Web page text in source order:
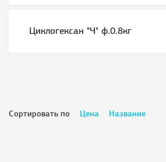
Циклогексан "Ч" ф.0.8кг
Сортировать по Цена Название